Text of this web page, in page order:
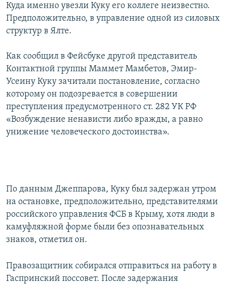
Куда именно увезли Куку его коллеге неизвестно.
Предположительно, в управление одной из силовых
структур в Ялте.
Как сообщил в Фейсбуке другой представитель
Контактной группы Маммет Мамбетов, Эмир-
Усеину Куку зачитали постановление, согласно
которому он подозревается в совершении
преступления предусмотренного ст. 282 УК РФ
«Возбуждение ненависти либо вражды, а равно
унижение человеческого достоинства».
По данным Джеппарова, Куку был задержан утром
на остановке, предположительно, представителями
российского управления ФСБ в Крыму, хотя люди в
камуфляжной форме были без опознавательных
знаков, отметил он.
Правозащитник собирался отправиться на работу в
Гаспринский поссовет. После задержания